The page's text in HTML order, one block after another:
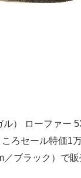
） ローファー
ろセール特価1
／ブラック）で販